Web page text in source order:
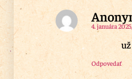
4. januára
Odpovedať